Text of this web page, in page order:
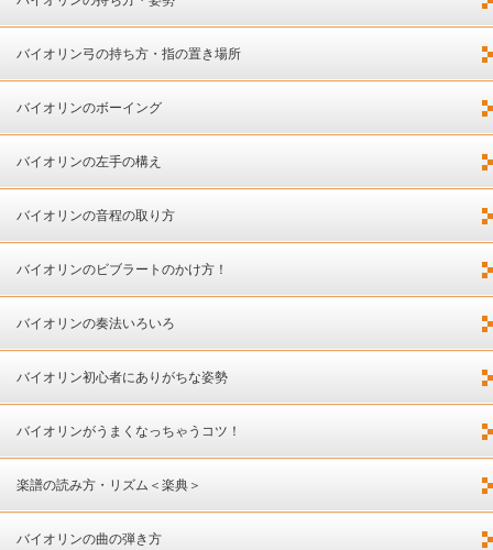
バイオリン弓の持ち方・指の置き場所
バイオリンのボーイング
バイオリンの左手の構え
バイオリンの音程の取り方
バイオリンのビブラートのかけ方！
バイオリンの奏法いろいろ
バイオリン初心者にありがちな姿勢
バイオリンがうまくなっちゃうコツ！
楽譜の読み方・リズム＜楽典＞
バイオリンの曲の弾き方